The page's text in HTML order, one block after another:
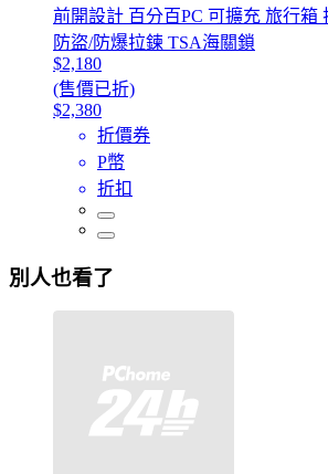
前開設計 百分百PC 可擴充 旅行箱
防盜/防爆拉鍊 TSA海關鎖
$2,180
(售價已折)
$2,380
折價券
P幣
折扣
別人也看了